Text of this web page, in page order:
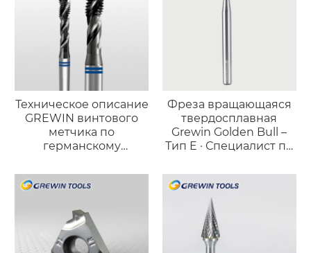
Техническое описание
GREWIN винтового
метчика по
германскому
(порошковая
металлургия)
Фреза вращающаяся
твердосплавная
Grewin Golden Bull –
Тип E · Специалист по
криволинейных
поверхностей